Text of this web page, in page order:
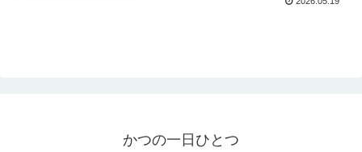
かつの一日ひとつ